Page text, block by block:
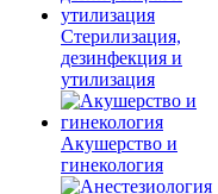
Стерилизация,
дезинфекция и
утилизация
Акушерство и
гинекология